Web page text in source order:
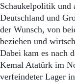
Schaukelpolitik und
Deutschland und
der Wunsch, von
beziehen und
Dabei kam es nach
Kemal Atatürk im
verfeindeter Lager